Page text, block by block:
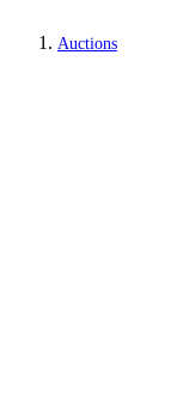
Auctions